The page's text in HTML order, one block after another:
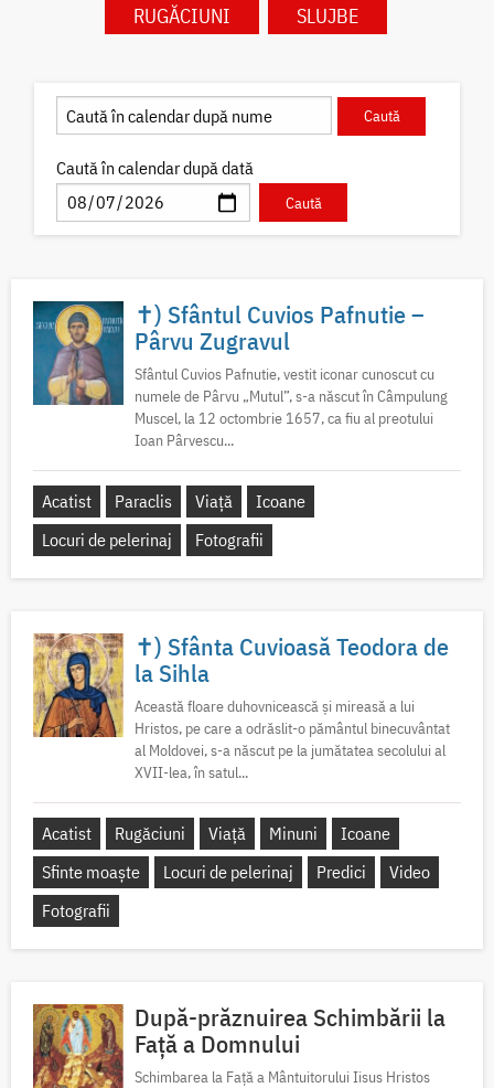
RUGĂCIUNI
SLUJBE
Caută în calendar după dată
✝) Sfântul Cuvios Pafnutie –
Pârvu Zugravul
Sfântul Cuvios Pafnutie, vestit iconar cunoscut cu
numele de Pârvu „Mutul”, s-a născut în Câmpulung
Muscel, la 12 octombrie 1657, ca fiu al preotului
Ioan Pârvescu...
Acatist Paraclis Viață
Icoane
Locuri de pelerinaj
Fotografii
✝) Sfânta Cuvioasă Teodora de
la Sihla
Această floare duhovnicească și mireasă a lui
Hristos, pe care a odrăslit-o pământul binecuvântat
al Moldovei, s-a născut pe la jumătatea secolului al
XVII-lea, în satul...
Acatist Rugăciuni Viață Minuni
Icoane
Sfinte moaște
Locuri de pelerinaj Predici
Video
Fotografii
După-prăznuirea Schimbării la
Față a Domnului
Schimbarea la Față a Mântuitorului Iisus Hristos